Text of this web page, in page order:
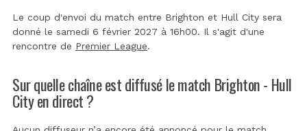
Le coup d'envoi du match entre Brighton et Hull City sera
donné le samedi 6 février 2027 à 16h00. Il s'agit d'une
rencontre de Premier League.
Sur quelle chaîne est diffusé le match Brighton - Hull
City en direct ?